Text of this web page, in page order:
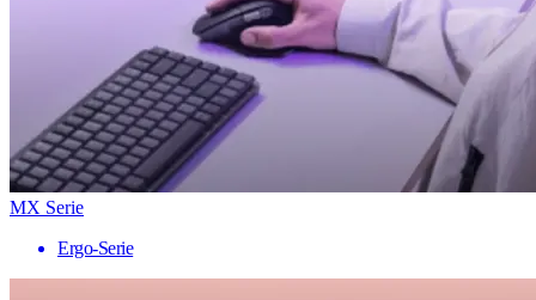
MX Serie
Ergo-Serie